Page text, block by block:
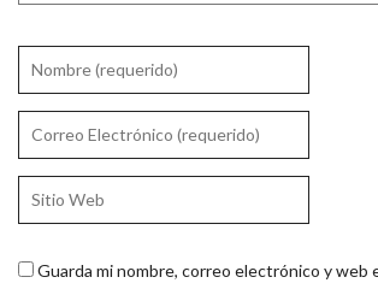
Guarda mi nombre, correo electrónico y web